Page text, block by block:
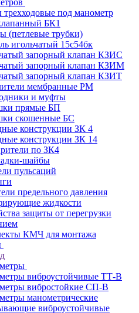
под манометр
БК1
(петлевые трубки)
игольчатый 15с54бк
запорный клапан КЗИС
запорный клапан КЗИМ
запорный клапан КЗИТ
мембранные РМ
и муфты
прямые БП
скошенные БС
конструкции ЗК 4
конструкции ЗК 14
по ЗК4
шайбы
пульсаций
предельного давления
жидкости
защиты от перегрузки
КМЧ для монтажа
виброустойчивые ТТ-В
вибростойкие СП-В
манометрические
виброустойчивые